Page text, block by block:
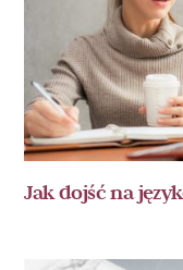
Jak dojść na